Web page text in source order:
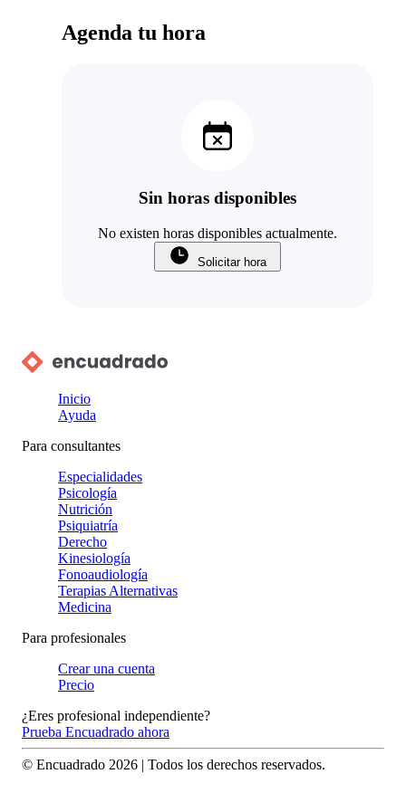
Agenda tu hora
Sin horas disponibles
No existen horas disponibles actualmente.
Solicitar hora
Inicio
Ayuda
Para consultantes
Especialidades
Psicología
Nutrición
Psiquiatría
Derecho
Kinesiología
Fonoaudiología
Terapias Alternativas
Medicina
Para profesionales
Crear una cuenta
Precio
¿Eres profesional independiente?
Prueba Encuadrado ahora
© Encuadrado 2026 | Todos los derechos reservados.